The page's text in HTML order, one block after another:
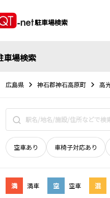
駐車場検索
車場検索
広島県 神石郡神石高原町 高
空車あり 車椅子対応あり
満 満車 空 空車 混